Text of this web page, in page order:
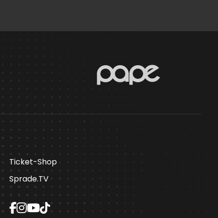
Ticket-Shop
Sprade.TV